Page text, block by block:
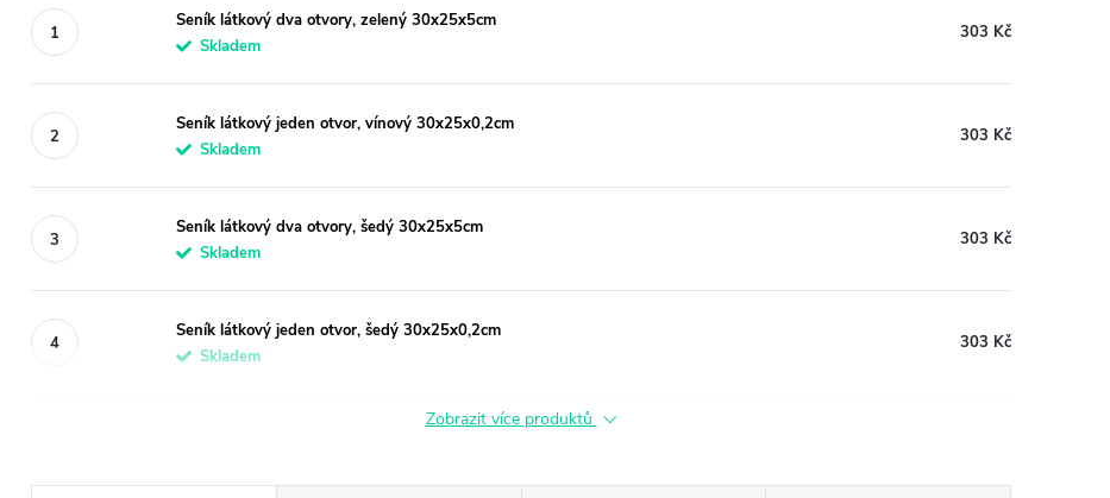
Seník látkový dva otvory, zelený 30x25x5cm
Skladem
303 Kč
Seník látkový jeden otvor, vínový 30x25x0,2cm
Skladem
303 Kč
Seník látkový dva otvory, šedý 30x25x5cm
Skladem
303 Kč
Seník látkový jeden otvor, šedý 30x25x0,2cm
Skladem
303 Kč
Zobrazit více produktů